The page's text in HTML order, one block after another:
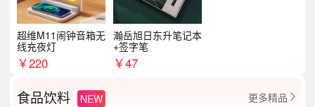
超维M11闹钟音箱无
线充夜灯
￥220
瀚岳旭日东升笔记本
+签字笔
￥47
食品饮料 NEW 更多精品 